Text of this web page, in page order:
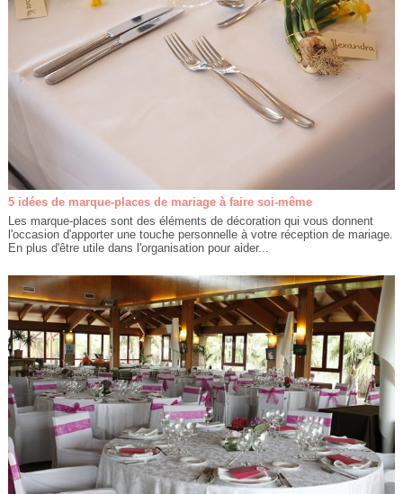
5 idées de marque-places de mariage à faire soi-même
Les marque-places sont des éléments de décoration qui vous donnent
l'occasion d'apporter une touche personnelle à votre réception de mariage.
En plus d'être utile dans l'organisation pour aider...